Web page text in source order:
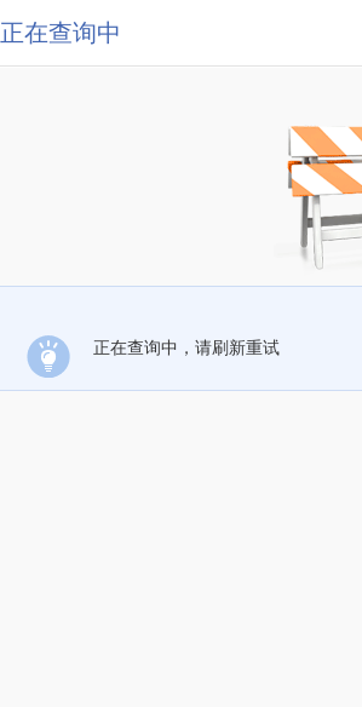
正在查询中
正在查询中，请刷新重试